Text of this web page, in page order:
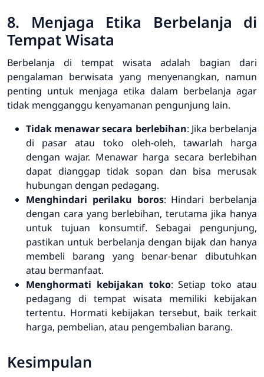
8. Menjaga Etika Berbelanja di
Tempat Wisata
Berbelanja di tempat wisata adalah bagian dari
pengalaman berwisata yang menyenangkan, namun
penting untuk menjaga etika dalam berbelanja agar
tidak mengganggu kenyamanan pengunjung lain.
Tidak menawar secara berlebihan: Jika berbelanja
di pasar atau toko oleh-oleh, tawarlah harga
dengan wajar. Menawar harga secara berlebihan
dapat dianggap tidak sopan dan bisa merusak
hubungan dengan pedagang.
Menghindari perilaku boros: Hindari berbelanja
dengan cara yang berlebihan, terutama jika hanya
untuk tujuan konsumtif. Sebagai pengunjung,
pastikan untuk berbelanja dengan bijak dan hanya
membeli barang yang benar-benar dibutuhkan
atau bermanfaat.
Menghormati kebijakan toko: Setiap toko atau
pedagang di tempat wisata memiliki kebijakan
tertentu. Hormati kebijakan tersebut, baik terkait
harga, pembelian, atau pengembalian barang.
Kesimpulan